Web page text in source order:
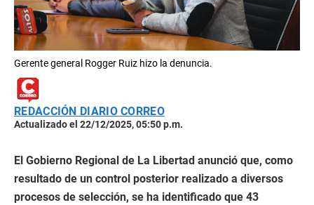
Gerente general Rogger Ruiz hizo la denuncia.
REDACCIÓN DIARIO CORREO
Actualizado el 22/12/2025, 05:50 p.m.
El Gobierno Regional de La Libertad anunció que, como
resultado de un control posterior realizado a diversos
procesos de selección, se ha identificado que 43